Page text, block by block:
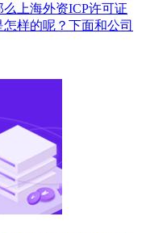
上海外资ICP许可证
样的呢？下面和公司